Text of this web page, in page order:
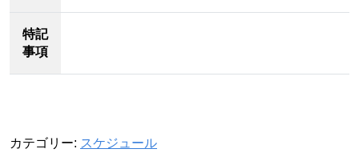
特記
事項
カテゴリー: スケジュール